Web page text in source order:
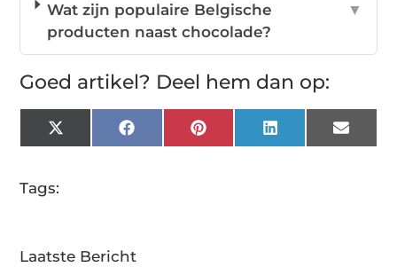
Wat zijn populaire Belgische
producten naast chocolade?
▼
Goed artikel? Deel hem dan op:
X
(Twitter)
FacebookPinterestLinkedInEmail
Tags:
Laatste Bericht